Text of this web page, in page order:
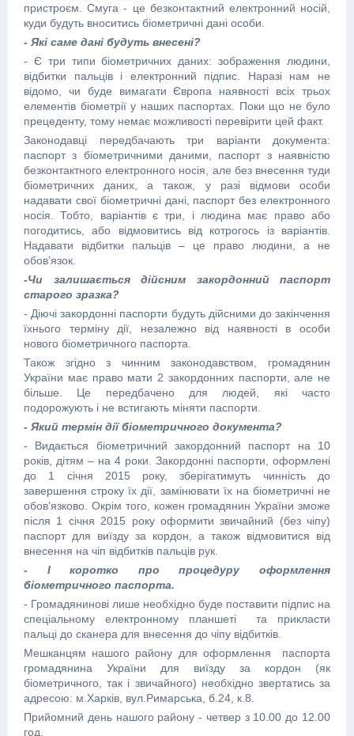
пристроєм. Смуга - це безконтактний електронний носій,
куди будуть вноситись біометричні дані особи.
- Які саме дані будуть внесені?
- Є три типи біометричних даних: зображення людини,
відбитки пальців і електронний підпис. Наразі нам не
відомо, чи буде вимагати Європа наявності всіх трьох
елементів біометрії у наших паспортах. Поки що не було
прецеденту, тому немає можливості перевірити цей факт.
Законодавці передбачають три варіанти документа:
паспорт з біометричними даними, паспорт з наявністю
безконтактного електронного носія, але без внесення туди
біометричних даних, а також, у разі відмови особи
надавати свої біометричні дані, паспорт без електронного
носія. Тобто, варіантів є три, і людина має право або
погодитись, або відмовитись від котрогось із варіантів.
Надавати відбитки пальців – це право людини, а не
обов’язок.
-Чи залишається дійсним закордонний паспорт
старого зразка?
- Діючі закордонні паспорти будуть дійсними до закінчення
їхнього терміну дії, незалежно від наявності в особи
нового біометричного паспорта.
Також згідно з чинним законодавством, громадянин
України має право мати 2 закордонних паспорти, але не
більше. Це передбачено для людей, які часто
подорожують і не встигають міняти паспорти.
- Який термін дії біометричного документа?
- Видається біометричний закордонний паспорт на 10
років, дітям – на 4 роки. Закордонні паспорти, оформлені
до 1 січня 2015 року, зберігатимуть чинність до
завершення строку їх дії, замінювати їх на біометричні не
обов’язково. Окрім того, кожен громадянин України зможе
після 1 січня 2015 року оформити звичайний (без чіпу)
паспорт для виїзду за кордон, а також відмовитися від
внесення на чіп відбитків пальців рук.
- І коротко про процедуру оформлення
біометричного паспорта.
- Громадянинові лише необхідно буде поставити підпис на
спеціальному електронному планшеті та прикласти
пальці до сканера для внесення до чіпу відбитків.
Мешканцям нашого району для оформлення паспорта
громадянина України для виїзду за кордон (як
біометричного, так і звичайного) необхідно звертатись за
адресою: м.Харків, вул.Римарська, б.24, к.8.
Прийомний день нашого району - четвер з 10.00 до 12.00
год.